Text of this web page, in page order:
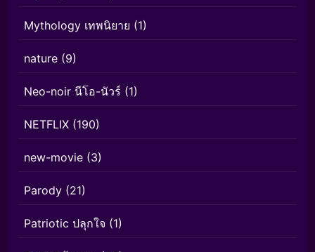
Mythology เทพนิยาย (1)
nature (9)
Neo-noir นีโอ-นัวร์ (1)
NETFLIX (190)
new-movie (3)
Parody (21)
Patriotic ปลุกใจ (1)